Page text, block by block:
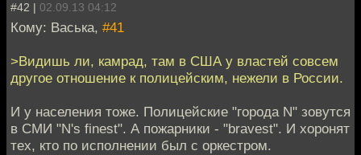
#42 | 02.09.13 04:12
Кому: Васька, #41
>Видишь ли, камрад, там в США у властей совсем
другое отношение к полицейским, нежели в России.
И у населения тоже. Полицейские "города N" зовутся
в СМИ "N's finest". А пожарники - "bravest". И хоронят
тех, кто по исполнении был с оркестром.